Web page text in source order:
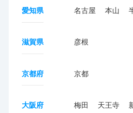
愛知県 名古屋 本山
滋賀県 彦根
京都府 京都
大阪府 梅田 天王寺